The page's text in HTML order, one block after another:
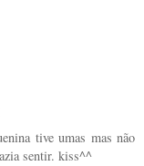
tive umas mas não
sentir. kiss^^